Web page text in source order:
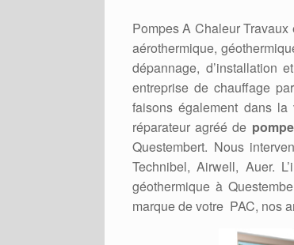
Pompes A Chaleur
aérothermique,
dépannage, d’installation
entreprise de chauffage
faisons également dans la
réparateur agréé de
Questembert. Nous
Technibel, Airwell, Auer.
géothermique à
marque de votre PAC, nos